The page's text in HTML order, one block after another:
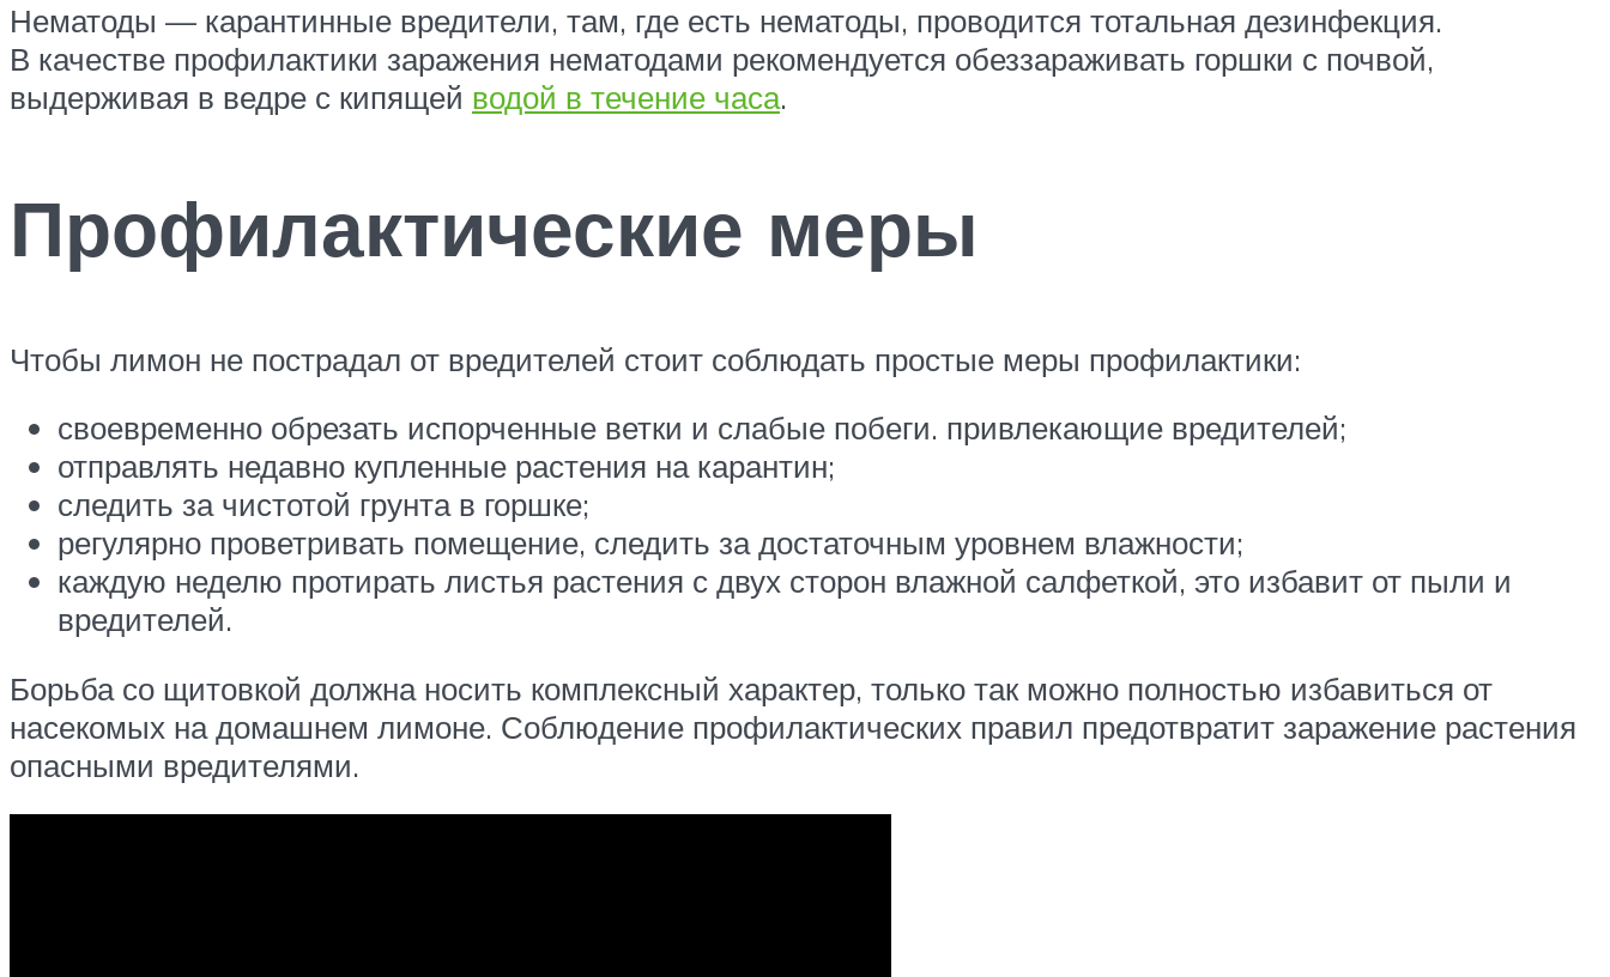
Нематоды — карантинные вредители, там, где есть нематоды, проводится тотальная дезинфекция.
В качестве профилактики заражения нематодами рекомендуется обеззараживать горшки с почвой,
выдерживая в ведре с кипящей водой в течение часа.
Профилактические меры
Чтобы лимон не пострадал от вредителей стоит соблюдать простые меры профилактики:
своевременно обрезать испорченные ветки и слабые побеги. привлекающие вредителей;
отправлять недавно купленные растения на карантин;
следить за чистотой грунта в горшке;
регулярно проветривать помещение, следить за достаточным уровнем влажности;
каждую неделю протирать листья растения с двух сторон влажной салфеткой, это избавит от пыли и
вредителей.
Борьба со щитовкой должна носить комплексный характер, только так можно полностью избавиться от
насекомых на домашнем лимоне. Соблюдение профилактических правил предотвратит заражение растения
опасными вредителями.